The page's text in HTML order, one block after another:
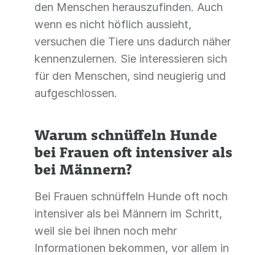
den Menschen herauszufinden. Auch
wenn es nicht höflich aussieht,
versuchen die Tiere uns dadurch näher
kennenzulernen. Sie interessieren sich
für den Menschen, sind neugierig und
aufgeschlossen.
Warum schnüffeln Hunde
bei Frauen oft intensiver als
bei Männern?
Bei Frauen schnüffeln Hunde oft noch
intensiver als bei Männern im Schritt,
weil sie bei ihnen noch mehr
Informationen bekommen, vor allem in